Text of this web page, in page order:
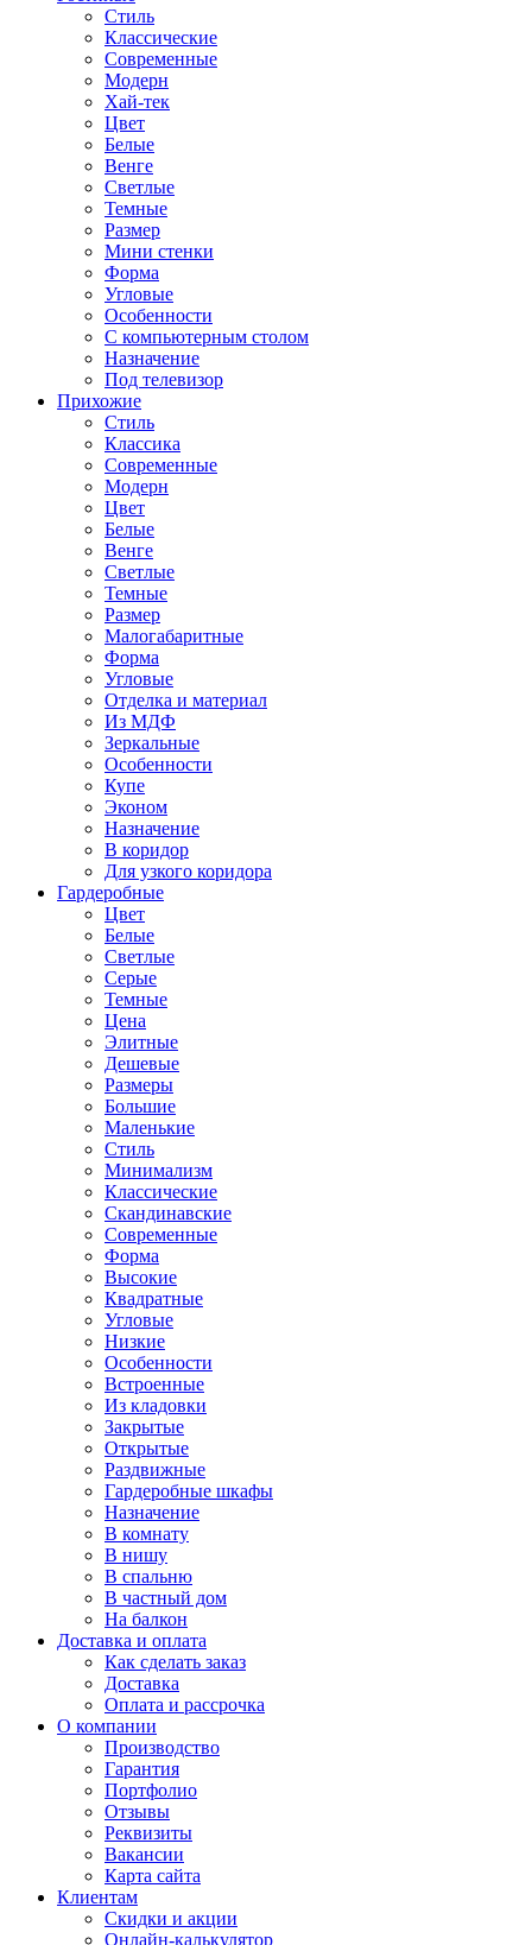
Стиль
Классические
Современные
Модерн
Хай-тек
Цвет
Белые
Венге
Светлые
Темные
Размер
Мини стенки
Форма
Угловые
Особенности
С компьютерным столом
Назначение
Под телевизор
Прихожие
Стиль
Классика
Современные
Модерн
Цвет
Белые
Венге
Светлые
Темные
Размер
Малогабаритные
Форма
Угловые
Отделка и материал
Из МДФ
Зеркальные
Особенности
Купе
Эконом
Назначение
В коридор
Для узкого коридора
Гардеробные
Цвет
Белые
Светлые
Серые
Темные
Цена
Элитные
Дешевые
Размеры
Большие
Маленькие
Стиль
Минимализм
Классические
Скандинавские
Современные
Форма
Высокие
Квадратные
Угловые
Низкие
Особенности
Встроенные
Из кладовки
Закрытые
Открытые
Раздвижные
Гардеробные шкафы
Назначение
В комнату
В нишу
В спальню
В частный дом
На балкон
Доставка и оплата
Как сделать заказ
Доставка
Оплата и рассрочка
О компании
Производство
Гарантия
Портфолио
Отзывы
Реквизиты
Вакансии
Карта сайта
Клиентам
Скидки и акции
Онлайн-калькулятор